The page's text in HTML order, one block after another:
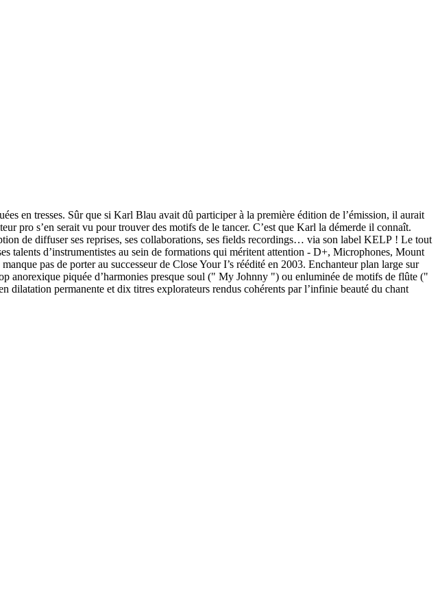
en tresses. Sûr que si Karl Blau avait dû participer à la première édition de l’émission, il aurait
pro s’en serait vu pour trouver des motifs de le tancer. C’est que Karl la démerde il connaît.
de diffuser ses reprises, ses collaborations, ses fields recordings… via son label KELP ! Le tout
talents d’instrumentistes au sein de formations qui méritent attention - D+, Microphones, Mount
pas de porter au successeur de Close Your I’s réédité en 2003. Enchanteur plan large sur
anorexique piquée d’harmonies presque soul (" My Johnny ") ou enluminée de motifs de flûte ("
permanente et dix titres explorateurs rendus cohérents par l’infinie beauté du chant